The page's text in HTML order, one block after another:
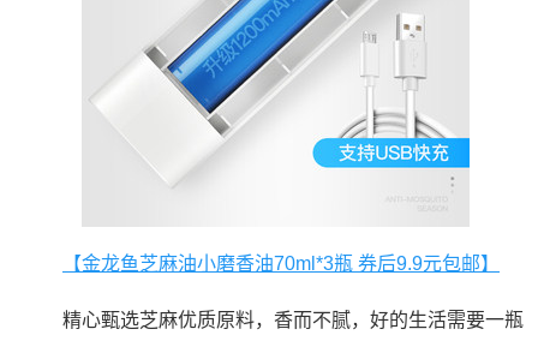
【金龙鱼芝麻油小磨香油70ml*3瓶 券后9.9元包邮】
精心甄选芝麻优质原料，香而不腻，好的生活需要一瓶